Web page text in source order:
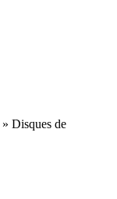
» Disques de